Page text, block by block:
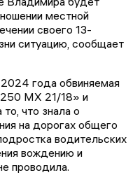
местной
своего 13-
ситуацию, сообщает
года обвиняемая
250 МХ 21/18» и
что знала о
на дорогах общего
водительских
вождению и
проводила.